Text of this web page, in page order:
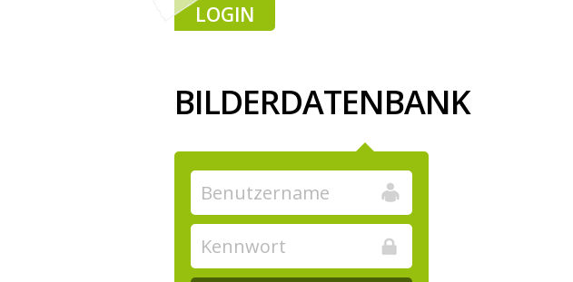
LOGIN
BILDERDATENBANK